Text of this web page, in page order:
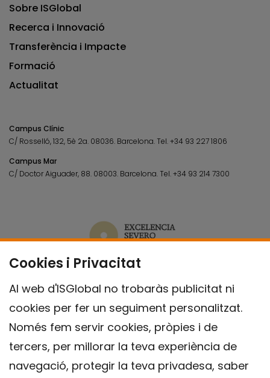
Cookies i Privacitat
Al web d'ISGlobal no trobaràs publicitat ni
cookies per fer un seguiment personalitzat.
Només fem servir cookies, pròpies i de
tercers, per millorar la teva experiència de
navegació, protegir la teva privadesa, saber
Sobre ISGlobal
Recerca i Innovació
Transferència i Impacte
Formació
Actualitat
Campus Clínic
C/ Rosselló, 132, 5è 2a. 08036. Barcelona.Tel.+34 93 227 1806
Campus Mar
C/ Doctor Aiguader, 88. 08003. Barcelona.Tel.+34 93 214 7300